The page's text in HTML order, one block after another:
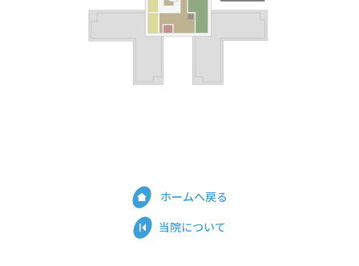
当院について
ホームへ戻る